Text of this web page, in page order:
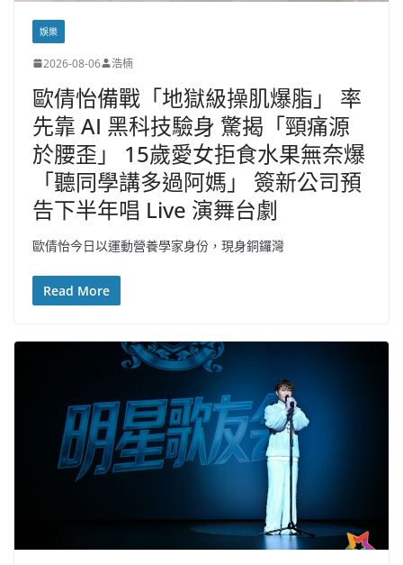
娛樂
2026-08-06 浩楠
歐倩怡備戰「地獄級操肌爆脂」 率
先靠 AI 黑科技驗身 驚揭「頸痛源
於腰歪」 15歲愛女拒食水果無奈爆
「聽同學講多過阿媽」 簽新公司預
告下半年唱 Live 演舞台劇
歐倩怡今日以運動營養學家身份，現身銅鑼灣
Read More